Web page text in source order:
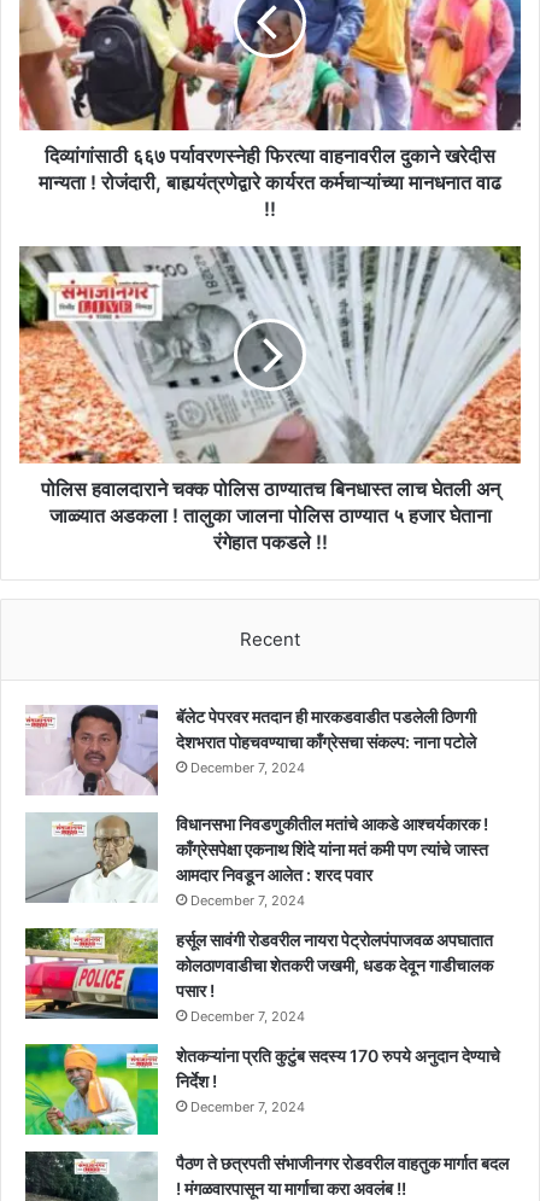
वाहनावरील
दुकाने
खरेदीस
मान्यता
!
रोजंदारी,
बाह्ययंत्रणेद्वारे
मानधनात
वाढ
!!
दिव्यांगांसाठी ६६७ पर्यावरणस्नेही फिरत्या वाहनावरील दुकाने खरेदीस
मान्यता ! रोजंदारी, बाह्ययंत्रणेद्वारे कार्यरत कर्मचाऱ्यांच्या मानधनात वाढ
!!
पोलिस
हवालदाराने
चक्क
पोलिस
ठाण्यातच
बिनधास्त
लाच
घेतली
अन्
जाळ्यात
अडकला
जालना
घेताना
पोलिस हवालदाराने चक्क पोलिस ठाण्यातच बिनधास्त लाच घेतली अन्
जाळ्यात अडकला ! तालुका जालना पोलिस ठाण्यात ५ हजार घेताना
रंगेहात पकडले !!
Recent
बॅलेट पेपरवर मतदान ही मारकडवाडीत पडलेली ठिणगी
देशभरात पोहचवण्याचा काँग्रेसचा संकल्प: नाना पटोले
December 7, 2024
विधानसभा निवडणुकीतील मतांचे आकडे आश्चर्यकारक !
काँग्रेसपेक्षा एकनाथ शिंदे यांना मतं कमी पण त्यांचे जास्त
आमदार निवडून आलेत : शरद पवार
December 7, 2024
हर्सूल सावंगी रोडवरील नायरा पेट्रोलपंपाजवळ अपघातात
कोलठाणवाडीचा शेतकरी जखमी, धडक देवून गाडीचालक
पसार !
December 7, 2024
शेतकऱ्यांना प्रति कुटुंब सदस्य 170 रुपये अनुदान देण्याचे
निर्देश !
December 7, 2024
पैठण ते छत्रपती संभाजीनगर रोडवरील वाहतुक मार्गात बदल
! मंगळवारपासून या मार्गाचा करा अवलंब !!